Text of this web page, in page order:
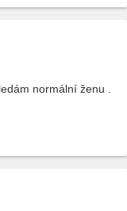
normální ženu .